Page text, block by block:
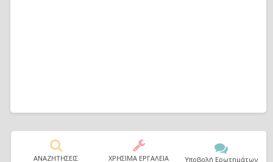
ΑΝΑΖΗΤΗΣΕΙΣ ΧΡΗΣΙΜΑ ΕΡΓΑΛΕΙΑ Υποβολή Ερωτημάτων